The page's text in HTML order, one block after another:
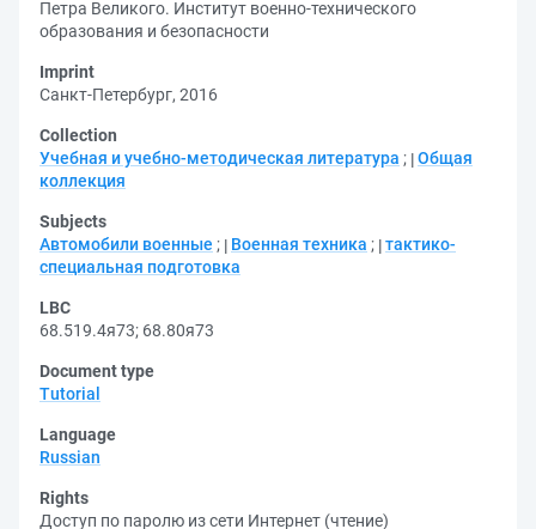
Петра Великого. Институт военно-технического
образования и безопасности
Imprint
Санкт-Петербург, 2016
Collection
Учебная и учебно-методическая литература ; Общая
коллекция
Subjects
Автомобили военные ; Военная техника ; тактико-
специальная подготовка
LBC
68.519.4я73; 68.80я73
Document type
Tutorial
Language
Russian
Rights
Доступ по паролю из сети Интернет (чтение)